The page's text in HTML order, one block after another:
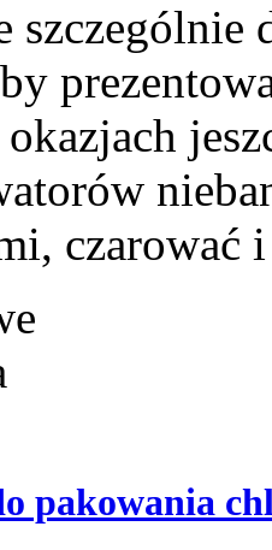
szczególnie
czarować
pakowania